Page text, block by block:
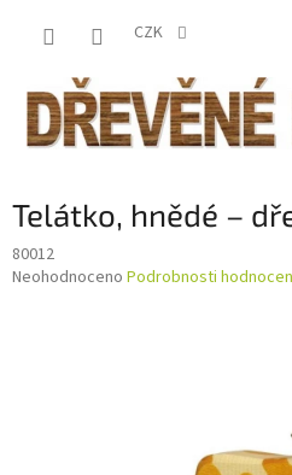
CZK
Telátko, hnědé –
80012
Průměrné
Neohodnoceno Podrobnosti